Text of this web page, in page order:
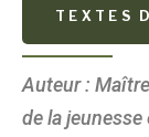
TEXTES
Auteur :
de la